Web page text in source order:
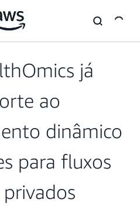
já
ao
dinâmico
para fluxos